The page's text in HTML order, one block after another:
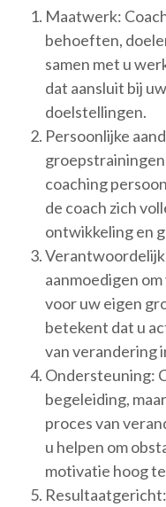
Maatwerk:
behoeften,
samen met u
dat aansluit bij
doelstellingen.
Persoonlijke
coaching
de coach zich
ontwikkeling en
aanmoedigen
voor uw eigen
betekent dat u
van verandering
Ondersteuning:
begeleiding,
proces van
u helpen om
motivatie hoog